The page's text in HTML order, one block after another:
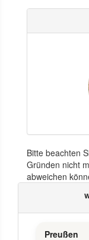
Bitte beachten
Gründen nicht
abweichen
Preußen